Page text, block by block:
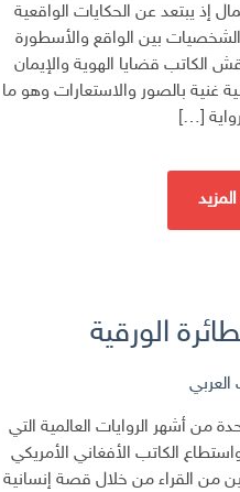
إذ يبتعد عن الحكايات الواقعية
بين الواقع والأسطورة
الكاتب قضايا الهوية والإيمان
غنية بالصور والاستعارات وهو ما
[…]
الورقية
العربي
من أشهر الروايات العالمية التي
الكاتب الأفغاني الأمريكي
من القراء من خلال قصة إنسانية